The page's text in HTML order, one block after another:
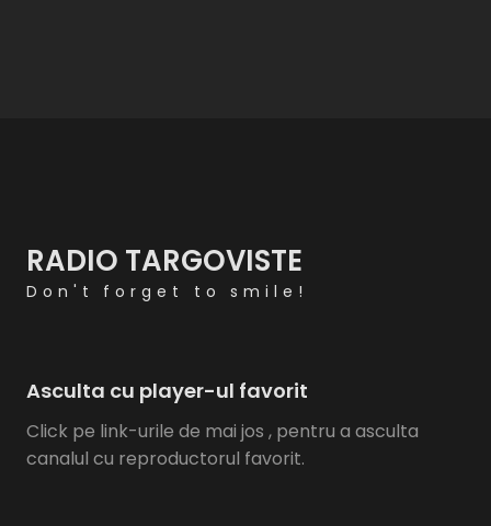
RADIO TARGOVISTE
Don't forget to smile!
Asculta cu player-ul favorit
Click pe link-urile de mai jos , pentru a asculta
canalul cu reproductorul favorit.